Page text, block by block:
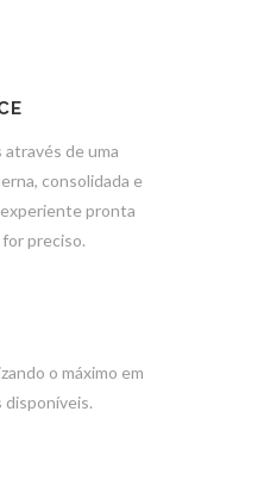
de uma
consolidada e
pronta
preciso.
o máximo em